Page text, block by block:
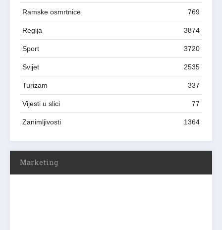
Ramske osmrtnice 769
Regija 3874
Sport 3720
Svijet 2535
Turizam 337
Vijesti u slici 77
Zanimljivosti 1364
Marketing